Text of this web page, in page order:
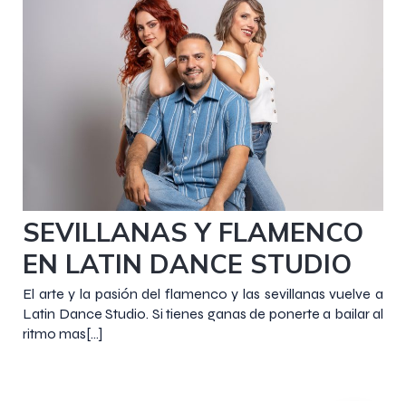
SEVILLANAS Y FLAMENCO
EN LATIN DANCE STUDIO
El arte y la pasión del flamenco y las sevillanas vuelve a
Latin Dance Studio. Si tienes ganas de ponerte a bailar al
ritmo mas[…]